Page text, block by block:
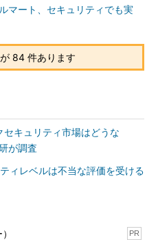
マート、セキュリティでも実
84 件あります
セキュリティ市場はどうな
が調査
ィレベルは不当な評価を受ける
PR